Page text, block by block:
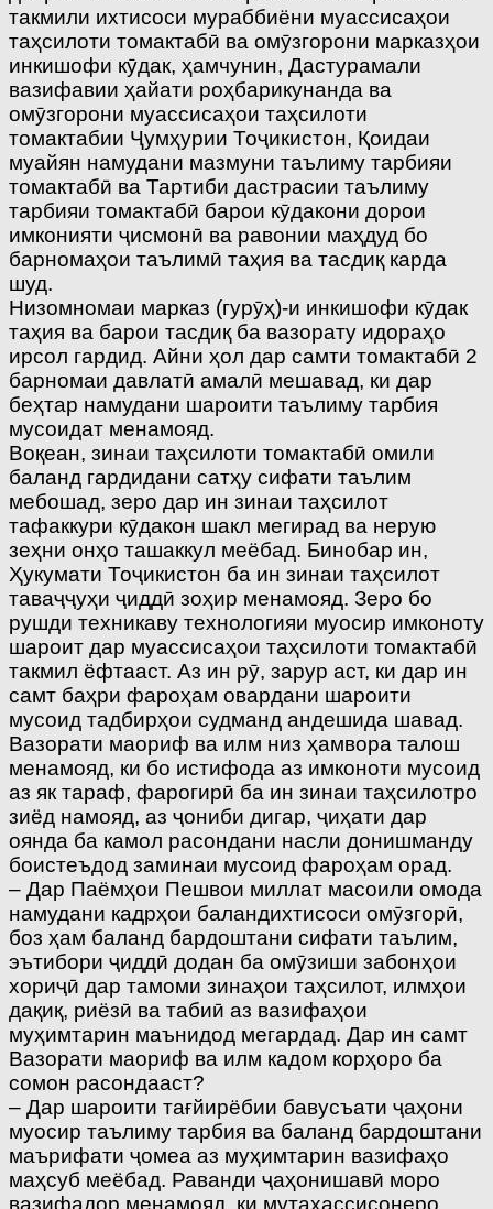
такмили ихтисоси мураббиёни муассисаҳои
таҳсилоти томактабӣ ва омӯзгорони марказҳои
инкишофи кӯдак, ҳамчунин, Дастурамали
вазифавии ҳайати роҳбарикунанда ва
омӯзгорони муассисаҳои таҳсилоти
томактабии Ҷумҳурии Тоҷикистон, Қоидаи
муайян намудани мазмуни таълиму тарбияи
томактабӣ ва Тартиби дастрасии таълиму
тарбияи томактабӣ барои кӯдакони дорои
имконияти ҷисмонӣ ва равонии маҳдуд бо
барномаҳои таълимӣ таҳия ва тасдиқ карда
шуд.
Низомномаи марказ (гурӯҳ)-и инкишофи кӯдак
таҳия ва барои тасдиқ ба вазорату идораҳо
ирсол гардид. Айни ҳол дар самти томактабӣ 2
барномаи давлатӣ амалӣ мешавад, ки дар
беҳтар намудани шароити таълиму тарбия
мусоидат менамояд.
Воқеан, зинаи таҳсилоти томактабӣ омили
баланд гардидани сатҳу сифати таълим
мебошад, зеро дар ин зинаи таҳсилот
тафаккури кӯдакон шакл мегирад ва нерую
зеҳни онҳо ташаккул меёбад. Бинобар ин,
Ҳукумати Тоҷикистон ба ин зинаи таҳсилот
таваҷҷуҳи ҷиддӣ зоҳир менамояд. Зеро бо
рушди техникаву технологияи муосир имконоту
шароит дар муассисаҳои таҳсилоти томактабӣ
такмил ёфтааст. Аз ин рӯ, зарур аст, ки дар ин
самт баҳри фароҳам овардани шароити
мусоид тадбирҳои судманд андешида шавад.
Вазорати маориф ва илм низ ҳамвора талош
менамояд, ки бо истифода аз имконоти мусоид
аз як тараф, фарогирӣ ба ин зинаи таҳсилотро
зиёд намояд, аз ҷониби дигар, ҷиҳати дар
оянда ба камол расондани насли донишманду
боис­теъдод заминаи мусоид фароҳам орад.
– Дар Паёмҳои Пешвои миллат масоили омода
намудани кадрҳои баландихтисоси омӯзгорӣ,
боз ҳам баланд бардоштани сифати таълим,
эътибори ҷиддӣ додан ба омӯзиши забонҳои
хориҷӣ дар тамоми зинаҳои таҳсилот, илмҳои
дақиқ, риёзӣ ва табиӣ аз вазифаҳои
муҳимтарин маънидод мегардад. Дар ин самт
Вазорати маориф ва илм кадом корҳоро ба
сомон расондааст?
– Дар шароити тағйирёбии бавусъати ҷаҳони
муосир таълиму тарбия ва баланд бардоштани
маърифати ҷомеа аз муҳимтарин вазифаҳо
маҳсуб меёбад. Раванди ҷаҳонишавӣ моро
вазифадор менамояд, ки мутахассисонеро